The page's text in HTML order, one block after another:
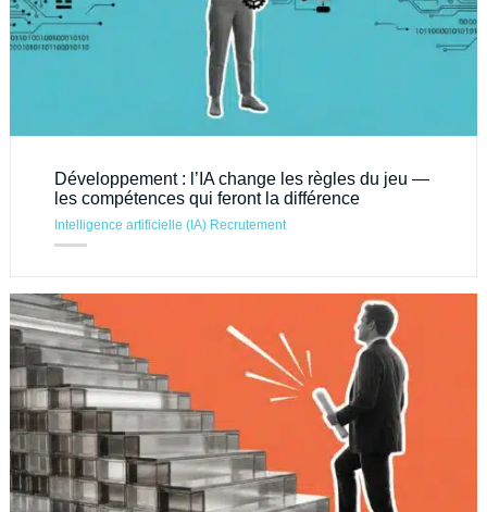
Développement : l’IA change les règles du jeu —
les compétences qui feront la différence
Intelligence artificielle (IA) Recrutement